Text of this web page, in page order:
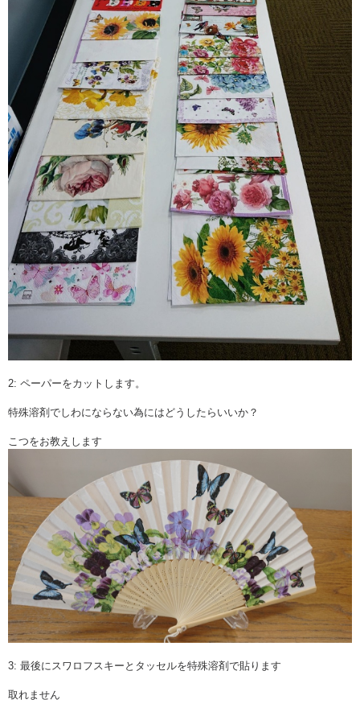
2: ペーパーをカットします。
特殊溶剤でしわにならない為にはどうしたらいいか？
こつをお教えします
3: 最後にスワロフスキーとタッセルを特殊溶剤で貼ります
取れません